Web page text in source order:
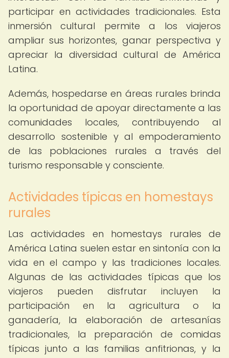
participar en actividades tradicionales. Esta
inmersión cultural permite a los viajeros
ampliar sus horizontes, ganar perspectiva y
apreciar la diversidad cultural de América
Latina.
Además, hospedarse en áreas rurales brinda
la oportunidad de apoyar directamente a las
comunidades locales, contribuyendo al
desarrollo sostenible y al empoderamiento
de las poblaciones rurales a través del
turismo responsable y consciente.
Actividades típicas en homestays
rurales
Las actividades en homestays rurales de
América Latina suelen estar en sintonía con la
vida en el campo y las tradiciones locales.
Algunas de las actividades típicas que los
viajeros pueden disfrutar incluyen la
participación en la agricultura o la
ganadería, la elaboración de artesanías
tradicionales, la preparación de comidas
típicas junto a las familias anfitrionas, y la